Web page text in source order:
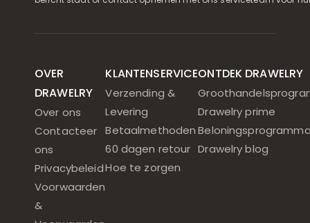
OVER
DRAWELRY
Over ons
Contacteer
ons
Privacybeleid
Voorwaarden
&
KLANTENSERVICE
Verzending &
Levering
Betaalmethoden
60 dagen retour
Hoe te zorgen
ONTDEK DRAWELRY
Drawelry prime
Drawelry blog